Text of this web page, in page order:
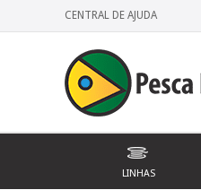
CENTRAL DE AJUDA
LINHAS